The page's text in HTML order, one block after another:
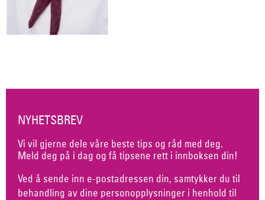
NYHETSBREV
Vi vil gjerne dele våre beste tips og råd med deg.
Meld deg på i dag og få tipsene rett i innboksen din!
Ved å sende inn e-postadressen din, samtykker du til
behandling av dine personopplysninger i henhold til